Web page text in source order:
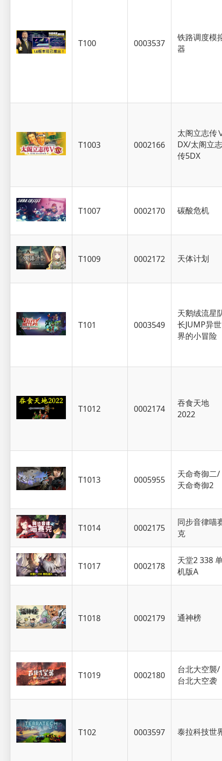
T100 0003537
铁路调度模
器
T1003 0002166
太阁立志
DX/太阁立志
传5DX
T1007 0002170 碳酸危机
T1009 0002172 天体计划
T101 0003549
天鹅绒流星
长JUMP异世
界的小冒险
T1012 0002174
吞食天地
2022
T1013 0005955
天命奇御二/
天命奇御2
T1014 0002175
同步音律喵
克
T1017 0002178
天堂2 338
机版A
T1018 0002179 通神榜
T1019 0002180
台北大空襲/
台北大空袭
T102 0003597 泰拉科技世